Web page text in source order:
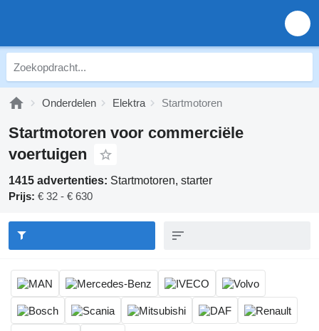
Onderdelen Elektra Startmotoren
Startmotoren voor commerciële
voertuigen
1415 advertenties: Startmotoren, starter
Prijs: € 32 - € 630